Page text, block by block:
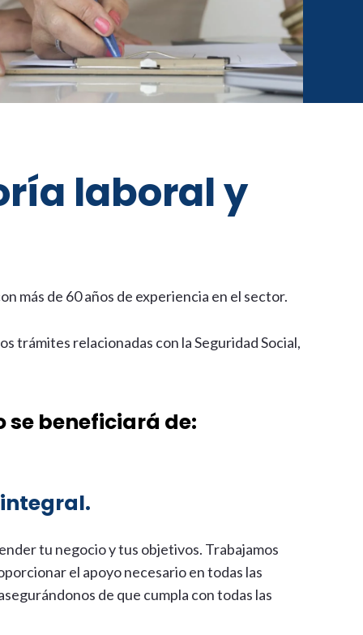
laboral y
más de 60 años de experiencia en el sector.
trámites relacionadas con la Seguridad Social,
se beneficiará de:
tu negocio y tus objetivos. Trabajamos
el apoyo necesario en todas las
de que cumpla con todas las